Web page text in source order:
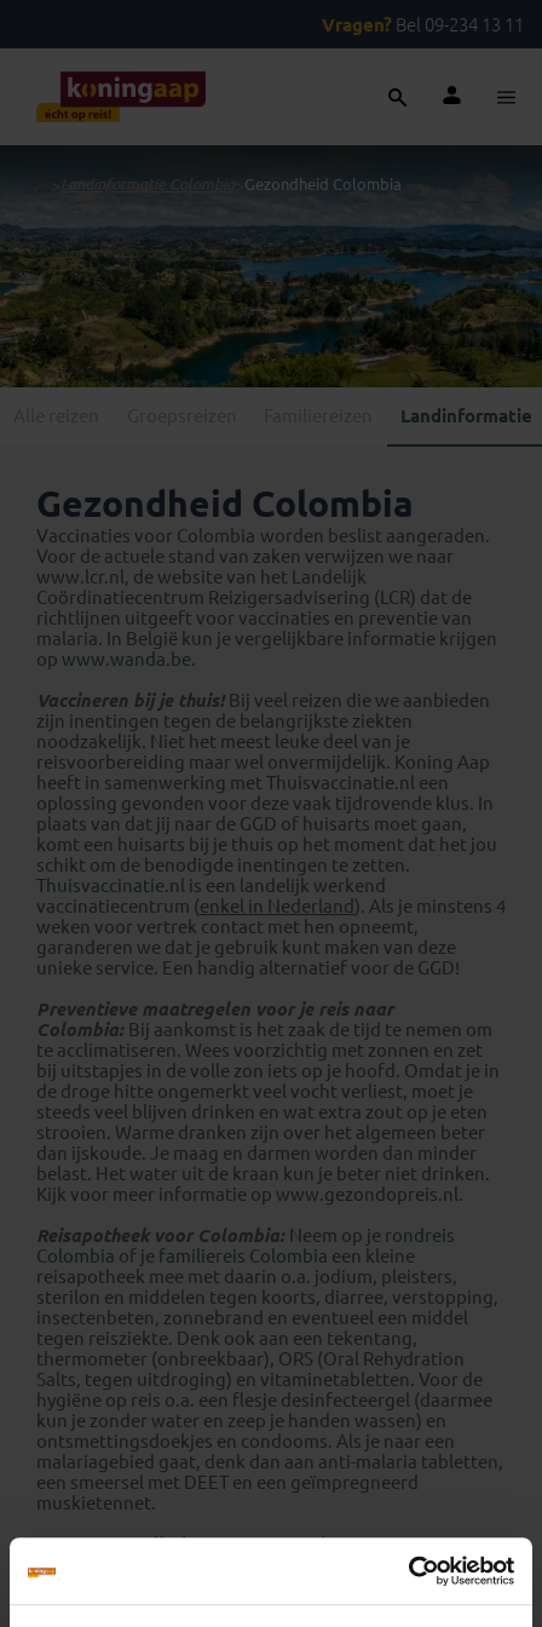
Vragen? Bel 09-234 13 11
> Landinformatie Colombia Gezondheid Colombia
Landinformatie
Gezondheid Colombia
Vaccinaties voor Colombia worden beslist aangeraden.
Voor de actuele stand van zaken verwijzen we naar
www.lcr.nl , de website van het Landelijk
Coördinatiecentrum Reizigersadvisering (LCR) dat de
richtlijnen uitgeeft voor vaccinaties en preventie van
malaria. In België kun je vergelijkbare informatie krijgen
op www.wanda.be.
Vaccineren bij je thuis! Bij veel reizen die we aanbieden
zijn inentingen tegen de belangrijkste ziekten
noodzakelijk. Niet het meest leuke deel van je
reisvoorbereiding maar wel onvermijdelijk. Koning Aap
heeft in samenwerking met Thuisvaccinatie.nl een
oplossing gevonden voor deze vaak tijdrovende klus. In
plaats van dat jij naar de GGD of huisarts moet gaan,
komt een huisarts bij je thuis op het moment dat het jou
schikt om de benodigde inentingen te zetten.
Thuisvaccinatie.nl is een landelijk werkend
vaccinatiecentrum (enkel in Nederland ). Als je minstens 4
weken voor vertrek contact met hen opneemt,
garanderen we dat je gebruik kunt maken van deze
unieke service. Een handig alternatief voor de GGD!
Preventieve maatregelen voor je reis naar
Colombia: Bij aankomst is het zaak de tijd te nemen om
te acclimatiseren. Wees voorzichtig met zonnen en zet
bij uitstapjes in de volle zon iets op je hoofd. Omdat je in
de droge hitte ongemerkt veel vocht verliest, moet je
steeds veel blijven drinken en wat extra zout op je eten
strooien. Warme dranken zijn over het algemeen beter
dan ijskoude. Je maag en darmen worden dan minder
belast. Het water uit de kraan kun je beter niet drinken.
Kijk voor meer informatie op www.gezondopreis.nl .
Reisapotheek voor Colombia: Neem op je rondreis
Colombia of je familiereis Colombia een kleine
reisapotheek mee met daarin o.a. jodium, pleisters,
sterilon en middelen tegen koorts, diarree, verstopping,
insectenbeten, zonnebrand en eventueel een middel
tegen reisziekte. Denk ook aan een tekentang,
thermometer (onbreekbaar), ORS (Oral Rehydration
Salts, tegen uitdroging) en vitaminetabletten. Voor de
hygiëne op reis o.a. een flesje desinfecteergel (daarmee
kun je zonder water en zeep je handen wassen) en
ontsmettingsdoekjes en condooms. Als je naar een
malariagebied gaat, denk dan aan anti-malaria tabletten,
een smeersel met DEET en een geïmpregneerd
muskietennet.
Europees Medisch Paspoort: Handig om mee te nemen
is het Europees Medisch Paspoort, een document
waarmee je in urgente situaties veel problemen kan
voorkomen. Het paspoort is opgesteld in elf talen,